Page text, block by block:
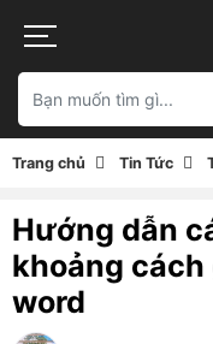
Trang chủ Tin Tức
Hướng dẫn
khoảng
word